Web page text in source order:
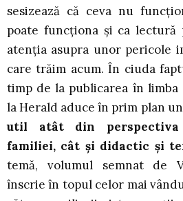
sesizează că ceva nu
poate funcționa și ca lectură
atenția asupra unor pericole
care trăim acum. În ciuda
timp de la publicarea în limba
la Herald aduce în prim plan un
util atât din perspectiva
familiei, cât și didactic și
temă, volumul semnat de
înscrie în topul celor mai